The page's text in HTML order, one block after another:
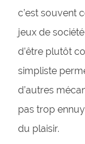
c’est souvent
jeux de
d’être plutôt
simpliste
d’autres
pas trop
du plaisir.